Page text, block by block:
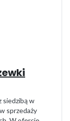
siedzibą w
sprzedaży